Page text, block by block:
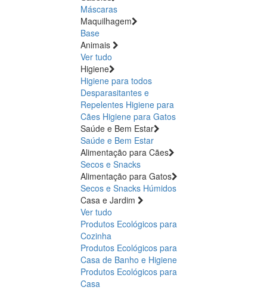
Máscaras
Maquilhagem
Base
Animais
Ver tudo
Higiene
Higiene para todos
Desparasitantes e
Repelentes Higiene para
Cães Higiene para Gatos
Saúde e Bem Estar
Saúde e Bem Estar
Alimentação para Cães
Secos e Snacks
Alimentação para Gatos
Secos e Snacks Húmidos
Casa e Jardim
Ver tudo
Produtos Ecológicos para
Cozinha
Produtos Ecológicos para
Casa de Banho e Higiene
Produtos Ecológicos para
Casa